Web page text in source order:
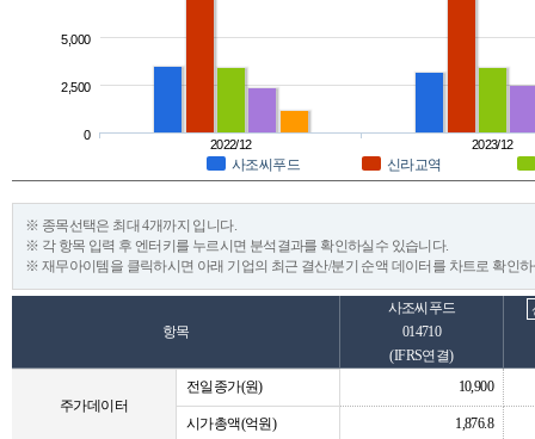
사조씨푸드 신라교역
2022/12 2023/12
0
2,500
5,000
※ 종목선택은 최대 4개까지 입니다.
※ 각 항목 입력 후 엔터키를 누르시면 분석결과를 확인하실수 있습니다.
※ 재무아이템을 클릭하시면 아래 기업의 최근 결산/분기 순액 데이터를 차트로 확인
항목
사조씨푸드
014710
(IFRS연결)